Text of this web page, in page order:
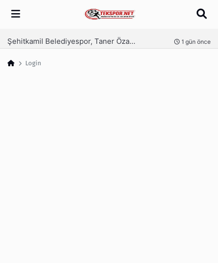
Arama
Şehitkamil Belediyespor, Taner Özaykut ile devam dedi 1 gün önce
Login